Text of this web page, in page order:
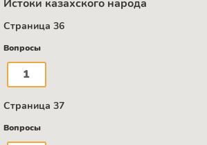
Истоки казахского народа
Страница 36
Вопросы
1
Страница 37
Вопросы